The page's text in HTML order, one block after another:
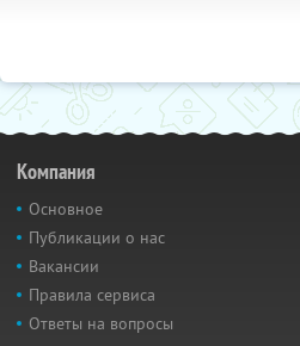
Компания
Основное
Публикации о нас
Вакансии
Правила сервиса
Ответы на вопросы